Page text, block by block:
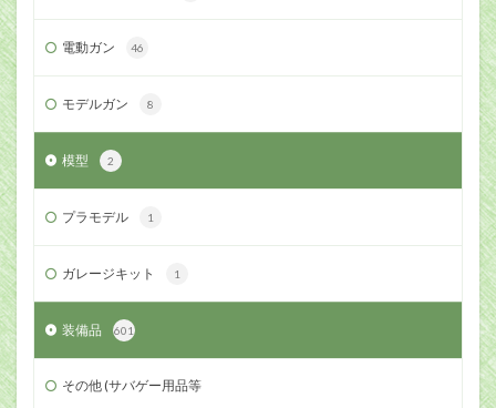
電動ガン 46
モデルガン 8
模型 2
プラモデル 1
ガレージキット 1
装備品 601
その他 (サバゲー用品等